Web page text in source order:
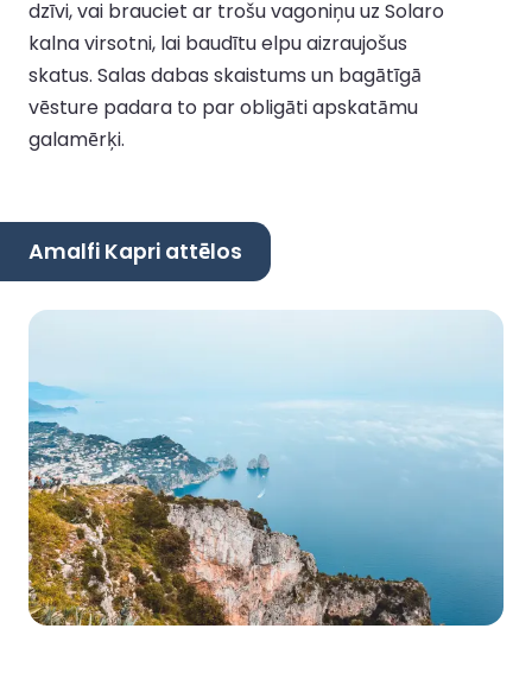
dzīvi, vai brauciet ar trošu vagoniņu uz Solaro
kalna virsotni, lai baudītu elpu aizraujošus
skatus. Salas dabas skaistums un bagātīgā
vēsture padara to par obligāti apskatāmu
galamērķi.
Amalfi Kapri attēlos